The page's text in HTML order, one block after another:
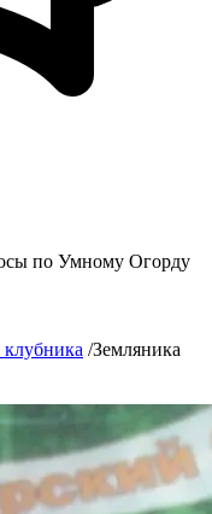
по Умному Огорду
/Земляника